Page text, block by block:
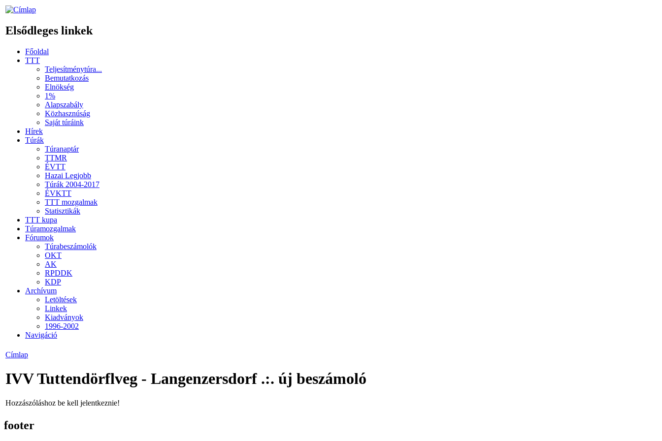
Elsődleges linkek
Főoldal
TTT
Teljesítménytúra...
Bemutatkozás
Elnökség
1%
Alapszabály
Közhasznúság
Saját túráink
Hírek
Túrák
Túranaptár
TTMR
ÉVTT
Hazai Legjobb
Túrák 2004-2017
ÉVKTT
TTT mozgalmak
Statisztikák
TTT kupa
Túramozgalmak
Fórumok
Túrabeszámolók
OKT
AK
RPDDK
KDP
Archívum
Letöltések
Linkek
Kiadványok
1996-2002
Navigáció
Címlap
IVV Tuttendörflveg - Langenzersdorf .:. új beszámoló
Hozzászóláshoz be kell jelentkeznie!
footer